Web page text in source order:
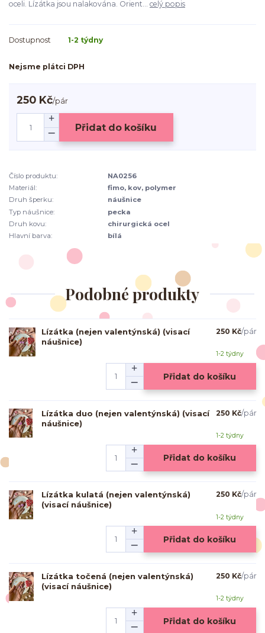
oceli. Lízátka jsou nalakována. Orient... celý popis
Dostupnost 1-2 týdny
Nejsme plátci DPH
250 Kč/pár
Přidat do košíku
Číslo produktu:
NA0256
Materiál:
fimo, kov, polymer
Druh šperku:
náušnice
Typ náušnice:
pecka
Druh kovu:
chirurgická ocel
Hlavní barva:
bílá
Podobné produkty
Lízátka (nejen valentýnská) (visací
náušnice)
250 Kč/pár
1-2 týdny
Přidat do košíku
Lízátka duo (nejen valentýnská) (visací
náušnice)
250 Kč/pár
1-2 týdny
Přidat do košíku
Lízátka kulatá (nejen valentýnská)
(visací náušnice)
250 Kč/pár
1-2 týdny
Přidat do košíku
Lízátka točená (nejen valentýnská)
(visací náušnice)
250 Kč/pár
1-2 týdny
Přidat do košíku